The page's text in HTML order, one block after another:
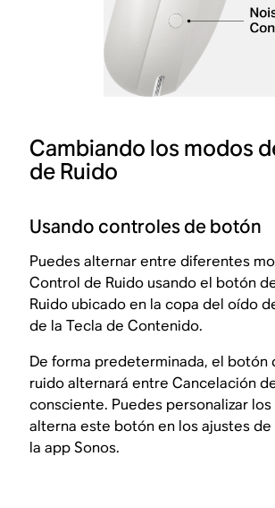
Cambiando los modos
de Ruido
Usando controles de botón
Puedes alternar entre diferentes
Control de Ruido usando el botón
Ruido ubicado en la copa del oído
de la Tecla de Contenido.
De forma predeterminada, el botón
ruido alternará entre Cancelación
consciente. Puedes personalizar
alterna este botón en los ajustes de
la app Sonos.